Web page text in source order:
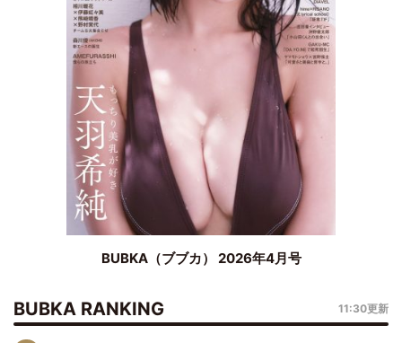
BUBKA（ブブカ） 2026年4月号
BUBKA RANKING 11:30更新